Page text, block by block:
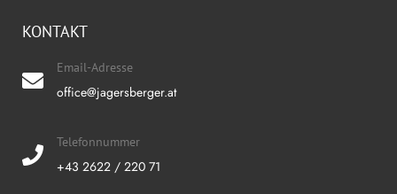
KONTAKT
Email-Adresse
office@jagersberger.at
Telefonnummer
+43 2622 / 220 71